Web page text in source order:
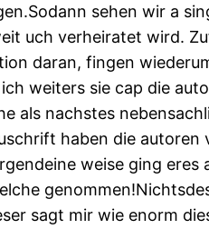
sehen wir a
uch verheiratet wird.
daran, fingen
weiters sie cap die
als nachstes
haben die
weise ging
sagt mir wie enorm